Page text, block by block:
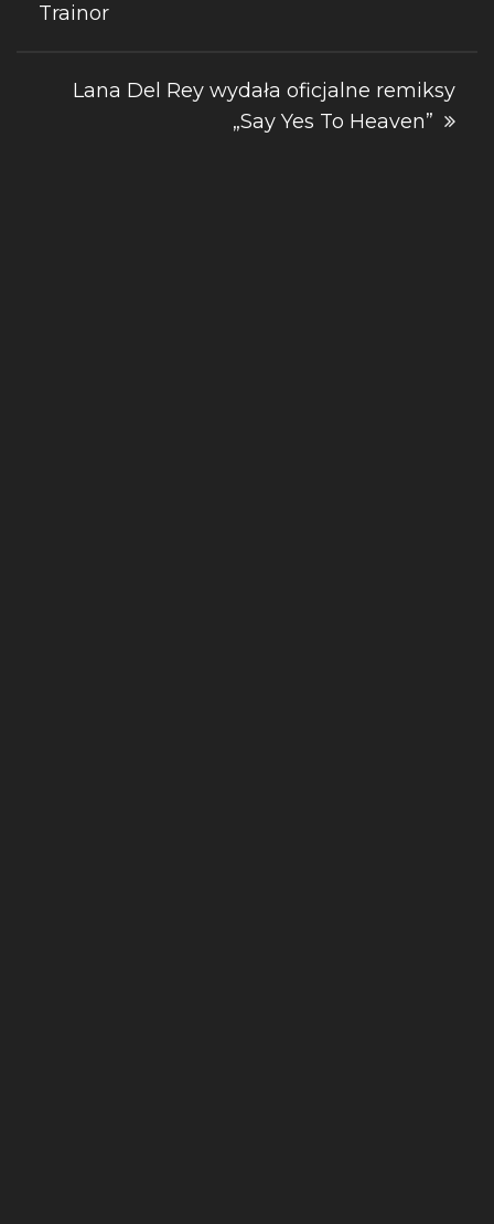
wpisu
Trainor
Lana Del Rey wydała oficjalne remiksy
„Say Yes To Heaven”